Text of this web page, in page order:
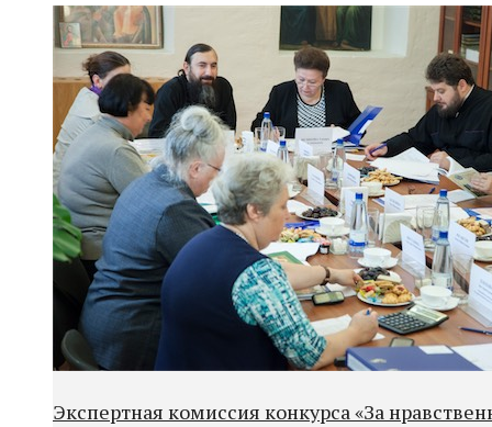
Экспертная комиссия конкурса «За